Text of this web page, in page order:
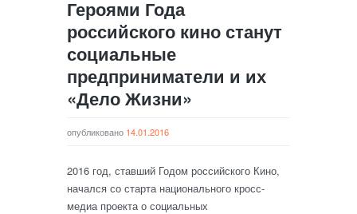
Героями Года
российского кино станут
социальные
предприниматели и их
«Дело Жизни»
опубликовано 14.01.2016
2016 год, ставший Годом российского Кино,
начался со старта национального кросс-
медиа проекта о социальных